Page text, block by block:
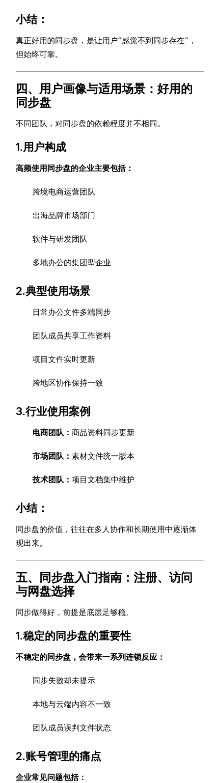
小结：
真正好用的同步盘，是让用户“感觉不到同步存在”，
但始终可靠。
四、用户画像与适用场景：好用的
同步盘
不同团队，对同步盘的依赖程度并不相同。
1.用户构成
高频使用同步盘的企业主要包括：
跨境电商运营团队
出海品牌市场部门
软件与研发团队
多地办公的集团型企业
2.典型使用场景
日常办公文件多端同步
团队成员共享工作资料
项目文件实时更新
跨地区协作保持一致
3.行业使用案例
电商团队：商品资料同步更新
市场团队：素材文件统一版本
技术团队：项目文档集中维护
小结：
同步盘的价值，往往在多人协作和长期使用中逐渐体
现出来。
五、同步盘入门指南：注册、访问
与网盘选择
同步做得好，前提是底层足够稳。
1.稳定的同步盘的重要性
不稳定的同步盘，会带来一系列连锁反应：
同步失败却未提示
本地与云端内容不一致
团队成员误判文件状态
2.账号管理的痛点
企业常见问题包括：